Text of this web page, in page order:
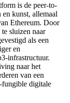
is de peer-to-
kunst, allemaal
Ethereum. Door
sluizen naar
als een
en
infrastructuur.
naar het
van een
fungible digitale